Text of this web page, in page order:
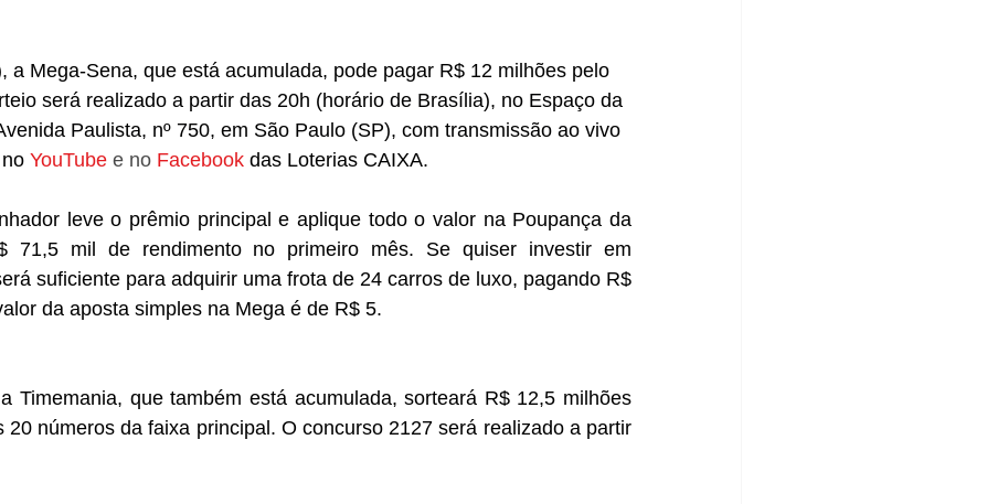
a Mega-Sena, que está acumulada, pode pagar R$ 12 milhões pelo
será realizado a partir das 20h (horário de Brasília), no Espaço da
Paulista, nº 750, em São Paulo (SP), com transmissão ao vivo
YouTube e no Facebook das Loterias CAIXA.
leve o prêmio principal e aplique todo o valor na Poupança da
71,5 mil de rendimento no primeiro mês. Se quiser investir em
suficiente para adquirir uma frota de 24 carros de luxo, pagando R$
da aposta simples na Mega é de R$ 5.
Timemania, que também está acumulada, sorteará R$ 12,5 milhões
20 números da faixa principal. O concurso 2127 será realizado a partir